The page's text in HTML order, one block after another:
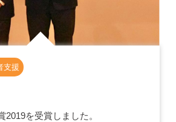
支援
2019を受賞しました。